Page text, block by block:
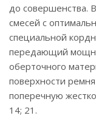
до совершенства.
смесей с
специальной
передающий
оберточного
поверхности
поперечную
14; 21.